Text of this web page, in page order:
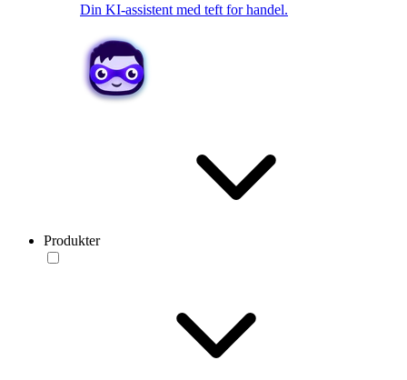
Din KI-assistent med teft for handel.
Produkter